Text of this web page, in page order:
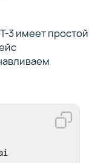
3 имеет простой